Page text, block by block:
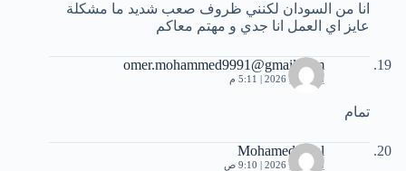
انا من السودان لكنني ظروف صعب شديد ما مشكلة
عايز اي العمل انا جدي و مهتم معاكم
omer.mohammed9991@gmail.com
يونيو 24, 2026 | 5:11 م
تمام
Mohamed Filal
يونيو 29, 2026 | 9:10 ص